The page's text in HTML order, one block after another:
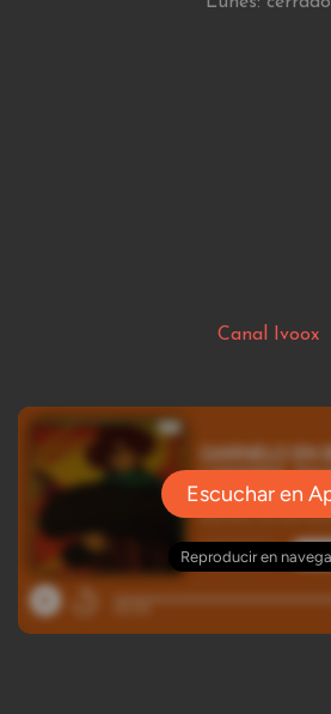
Canal Ivoox